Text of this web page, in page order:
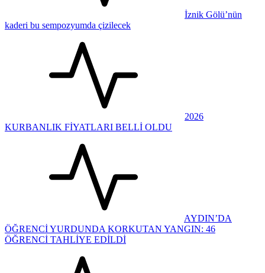
İznik Gölü’nün
kaderi bu sempozyumda çizilecek
2026
KURBANLIK FİYATLARI BELLİ OLDU
AYDIN’DA
ÖĞRENCİ YURDUNDA KORKUTAN YANGIN: 46
ÖĞRENCİ TAHLİYE EDİLDİ